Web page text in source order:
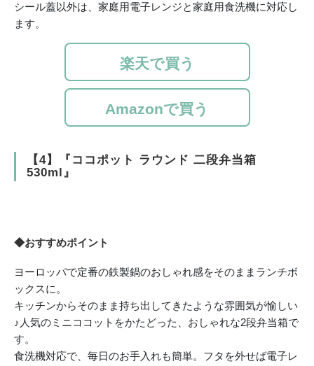
シール蓋以外は、家庭用電子レンジと家庭用食洗機に対応し
ます。
楽天で買う
Amazonで買う
【4】『ココポット ラウンド 二段弁当箱
530ml』
◆おすすめポイント
ヨーロッパで定番の鉄製鍋のおしゃれ感をそのままランチボ
ックスに。
キッチンからそのまま持ち出してきたような雰囲気が愉しい
♪人気のミニココットをかたどった、おしゃれな2段弁当箱で
す。
食洗機対応で、毎日のお手入れも簡単。フタを外せば電子レ